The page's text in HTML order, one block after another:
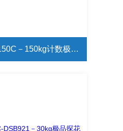
上海英展XK3150C－150kg计数极品探花在线播放多少钱